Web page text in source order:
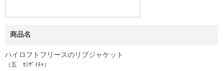
商品名
ハイロフトフリースのリブジャケット
（五 ｾﾝｻﾞｲﾁｬ）